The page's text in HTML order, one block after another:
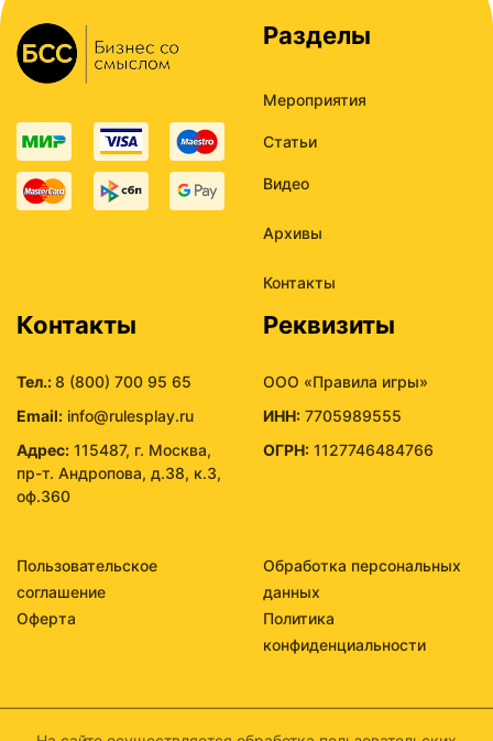
Разделы
Мероприятия
Статьи
Видео
Архивы
Контакты
Контакты
Тел.:8 (800) 700 95 65
Email: info@rulesplay.ru
Адрес: 115487, г. Москва,
пр-т. Андропова, д.38, к.3,
оф.360
Реквизиты
ООО «Правила игры»
ИНН: 7705989555
ОГРН: 1127746484766
Пользовательское
соглашение
Обработка персональных
данных
Оферта
Политика
конфиденциальности